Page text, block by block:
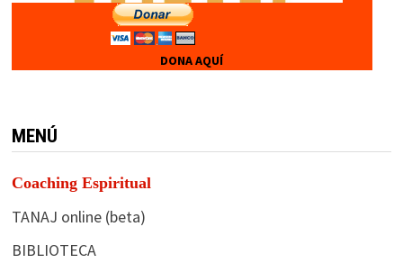
DONA AQUÍ
MENÚ
Coaching Espiritual
TANAJ online (beta)
BIBLIOTECA